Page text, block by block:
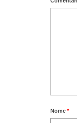
Nome *